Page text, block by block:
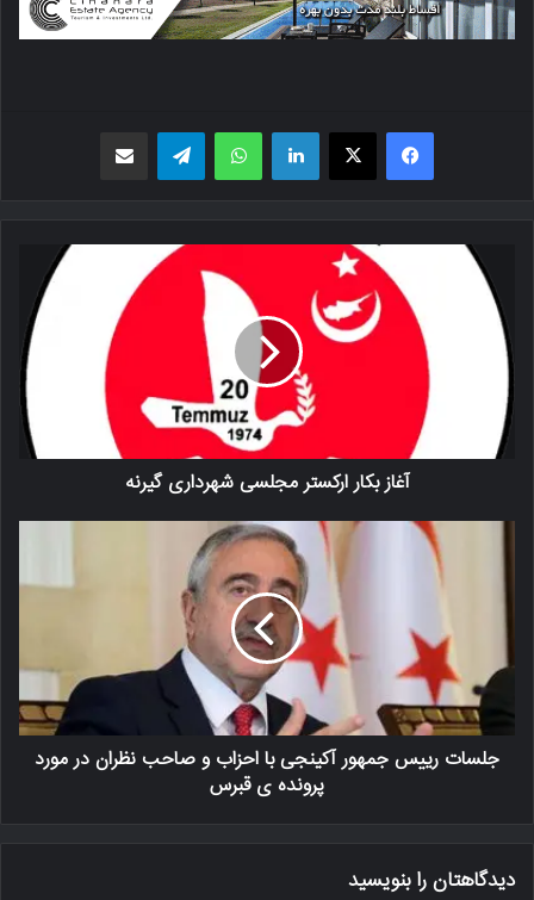
فیسبوک X لینکدین واتس اپ
آغاز بکار ارکستر مجلسی شهرداری گیرنه
جلسات رییس جمهور آکینجی با احزاب و صاحب نظران در مورد
پرونده ی قبرس
دیدگاهتان را بنویسید